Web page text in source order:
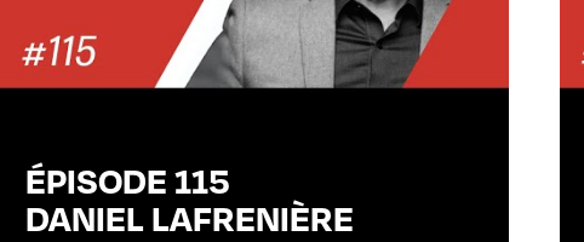
ÉPISODE 115
DANIEL LAFRENIÈRE